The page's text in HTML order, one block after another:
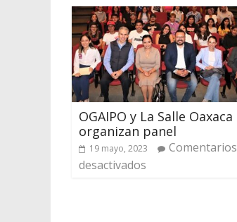
OGAIPO y La Salle Oaxaca
organizan panel
19 mayo, 2023
Comentarios
desactivados